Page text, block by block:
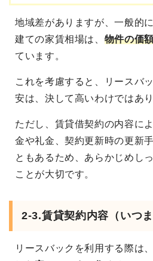
地域差がありますが、一般的
建ての家賃相場は、 物件の価
ています。
これを考慮すると、リースバ
安は、決して高いわけではあり
ただし、賃貸借契約の内容に
金や礼金、契約更新時の更新
ともあるため、あらかじめし
ことが大切です。
2-3.賃貸契約内容（いつ
リースバックを利用する際は、